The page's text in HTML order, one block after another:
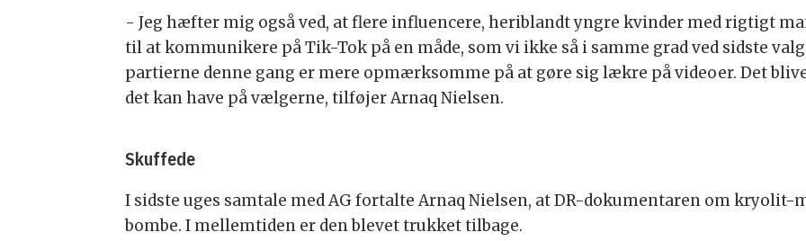
- Jeg hæfter mig også ved, at flere influencere, heriblandt yngre kvinder med rigtigt
til at kommunikere på Tik-Tok på en måde, som vi ikke så i samme grad ved sidste
partierne denne gang er mere opmærksomme på at gøre sig lækre på videoer. Det
det kan have på vælgerne, tilføjer Arnaq Nielsen.
Skuffede
I sidste uges samtale med AG fortalte Arnaq Nielsen, at DR-dokumentaren om
bombe. I mellemtiden er den blevet trukket tilbage.